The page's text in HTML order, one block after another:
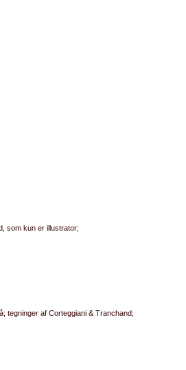
som kun er illustrator;
tegninger af Corteggiani & Tranchand;